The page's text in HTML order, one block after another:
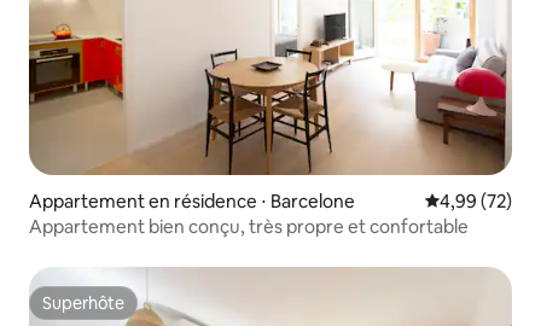
Appartement en résidence ⋅ Barcelone Évaluation
4,99 (72)
Appartement bien conçu, très propre et confortable
Superhôte
Superhôte